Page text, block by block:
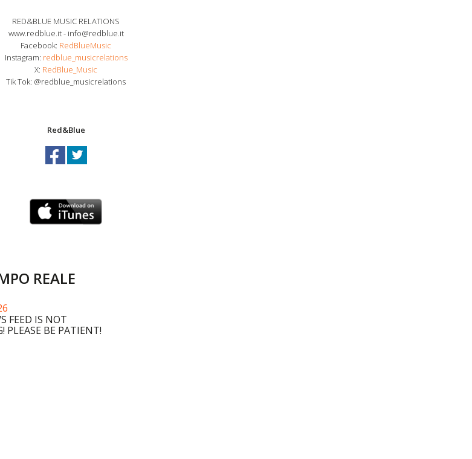
RED&BLUE MUSIC RELATIONS
www.redblue.it - info@redblue.it
Facebook: RedBlueMusic
Instagram: redblue_musicrelations
X: RedBlue_Music
Tik Tok: @redblue_musicrelations
Red&Blue
REALE
FEED IS NOT
PLEASE BE PATIENT!